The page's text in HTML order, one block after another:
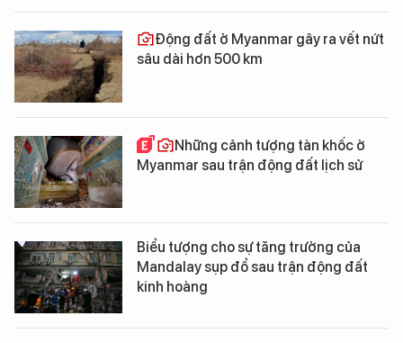
Động đất ở Myanmar gây ra vết nứt
sâu dài hơn 500 km
Những cảnh tượng tàn khốc ở
Myanmar sau trận động đất lịch sử
Biểu tượng cho sự tăng trưởng của
Mandalay sụp đổ sau trận động đất
kinh hoàng